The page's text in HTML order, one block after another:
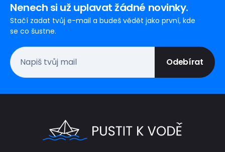
Nenech si už uplavat žádné novinky.
Stačí zadat tvůj e-mail a budeš vědět jako první, kde
se co šustne.
toto pole